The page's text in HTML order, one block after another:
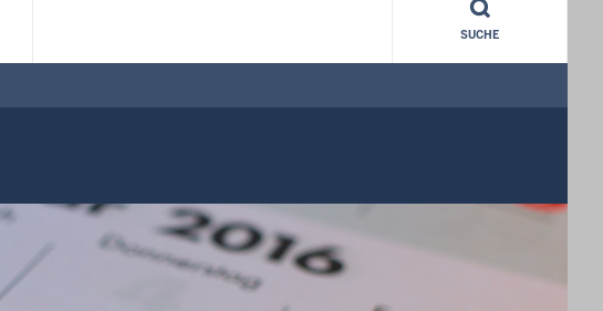
SUCHE